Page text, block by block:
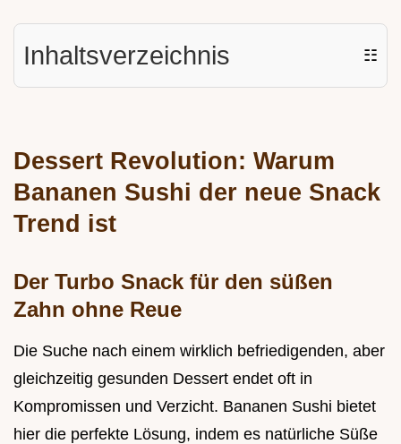
Inhaltsverzeichnis ☷
Dessert Revolution: Warum
Bananen Sushi der neue Snack
Trend ist
Der Turbo Snack für den süßen
Zahn ohne Reue
Die Suche nach einem wirklich befriedigenden, aber
gleichzeitig gesunden Dessert endet oft in
Kompromissen und Verzicht. Bananen Sushi bietet
hier die perfekte Lösung, indem es natürliche Süße